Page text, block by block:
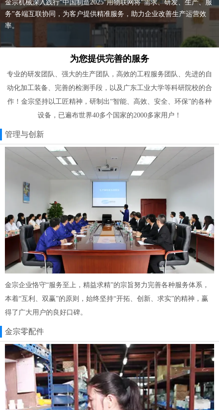
金宗机械深入践行“中国制造2025”用物联网将“需求、研发、生产、服
务”各端互联协同，为客户提供精准服务，助力企业改善生产运营效
率。
为您提供完善的服务
专业的研发团队、强大的生产团队，高效的工程服务团队、先进的自
动化加工装备、完善的检测手段，以及广东工业大学等科研院校的合
作！金宗坚持以工匠精神，研制出“智能、高效、安全、环保”的各种
设备，已遍布世界40多个国家的2000多家用户！
管理与创新
金宗企业恪守“服务至上，精益求精”的宗旨努力完善各种服务体系，
本着“互利、双赢”的原则，始终坚持“开拓、创新、求实”的精神，赢
得了广大用户的良好口碑。
金宗零配件